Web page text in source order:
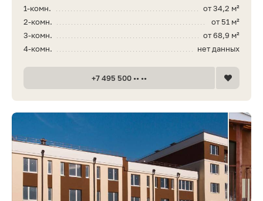
от 34,2 м²
1-комн.
от 51 м²
2-комн.
от 68,9 м²
3-комн.
нет данных
4-комн.
+7 495 500 •• ••